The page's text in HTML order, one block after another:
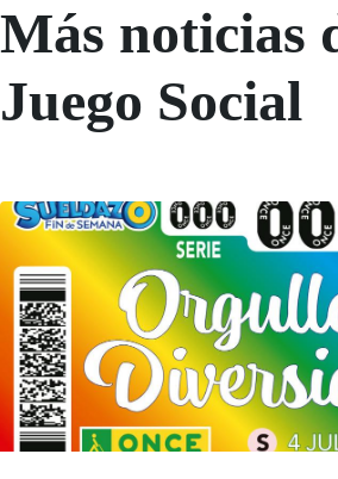
Más noticias
Juego Social